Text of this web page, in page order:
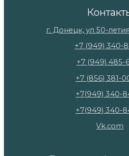
г. Донецк, ул 50-
+7 (949) 340-
+7 (949) 485-
+7 (856) 381-
+7(949) 340-
+7(949) 340-
Vk.com